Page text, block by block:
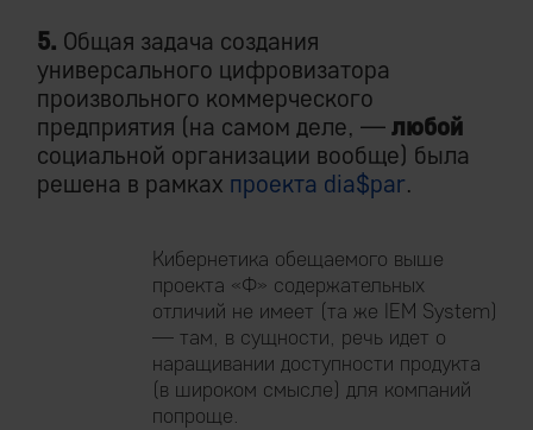
5. Общая задача создания
универсального цифровизатора
произвольного коммерческого
предприятия (на самом деле, — любой
социальной организации вообще) была
решена в рамках проекта dia$par.
Кибернетика обещаемого выше
проекта «Ф» содержательных
отличий не имеет (та же IEM System)
— там, в сущности, речь идет о
наращивании доступности продукта
(в широком смысле) для компаний
попроще.